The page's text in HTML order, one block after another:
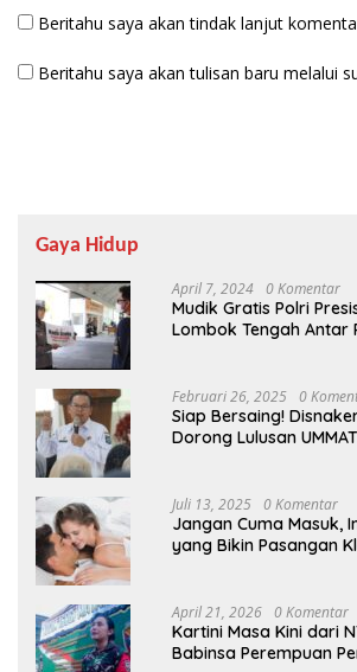
Beritahu saya akan tindak lanjut
Beritahu saya akan tulisan baru melalui
Gaya Hidup
April 7, 2024 0 Komentar
Mudik Gratis Polri
Lombok Tengah Antar
Februari 26, 2025 0
Siap Bersaing!
Dorong Lulusan
Juli 13, 2025 0 Komentar
Jangan Cuma Masuk,
yang Bikin Pasangan
April 21, 2026 0 Komentar
Kartini Masa Kini dari
Babinsa Perempuan